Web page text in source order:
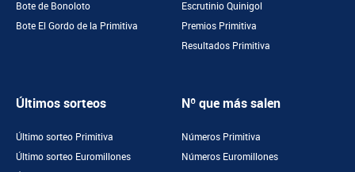
Bote de Bonoloto
Bote El Gordo de la Primitiva
Escrutinio Quinigol
Premios Primitiva
Resultados Primitiva
Últimos sorteos
Último sorteo Primitiva
Último sorteo Euromillones
Nº que más salen
Números Primitiva
Números Euromillones